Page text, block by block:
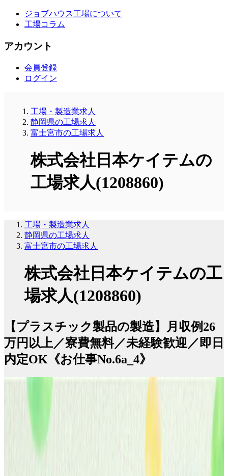
ジョブハウス工場について
工場コラム
アカウント
会員登録
ログイン
工場・製造業求人
静岡県の工場求人
富士宮市の工場求人
株式会社日本ケイテムの
工場求人(1208860)
工場・製造業求人
静岡県の工場求人
富士宮市の工場求人
株式会社日本ケイテムの工
場求人(1208860)
【プラスチック製品の製造】月収例26
万円以上／寮費無料／未経験歓迎／即日
内定OK《お仕事No.6a_4》